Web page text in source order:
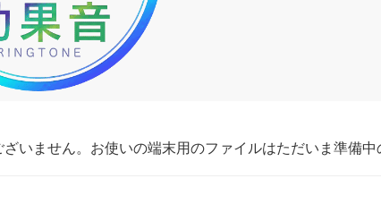
いません。お使いの端末用のファイルはただいま準備